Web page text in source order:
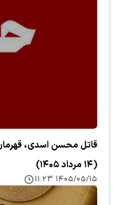
قاتل محسن اسدی،
(۱۴ مرداد ۱۴۰۵)
۱۴۰۵/۰۵/۱۵ ۱۱:۲۳